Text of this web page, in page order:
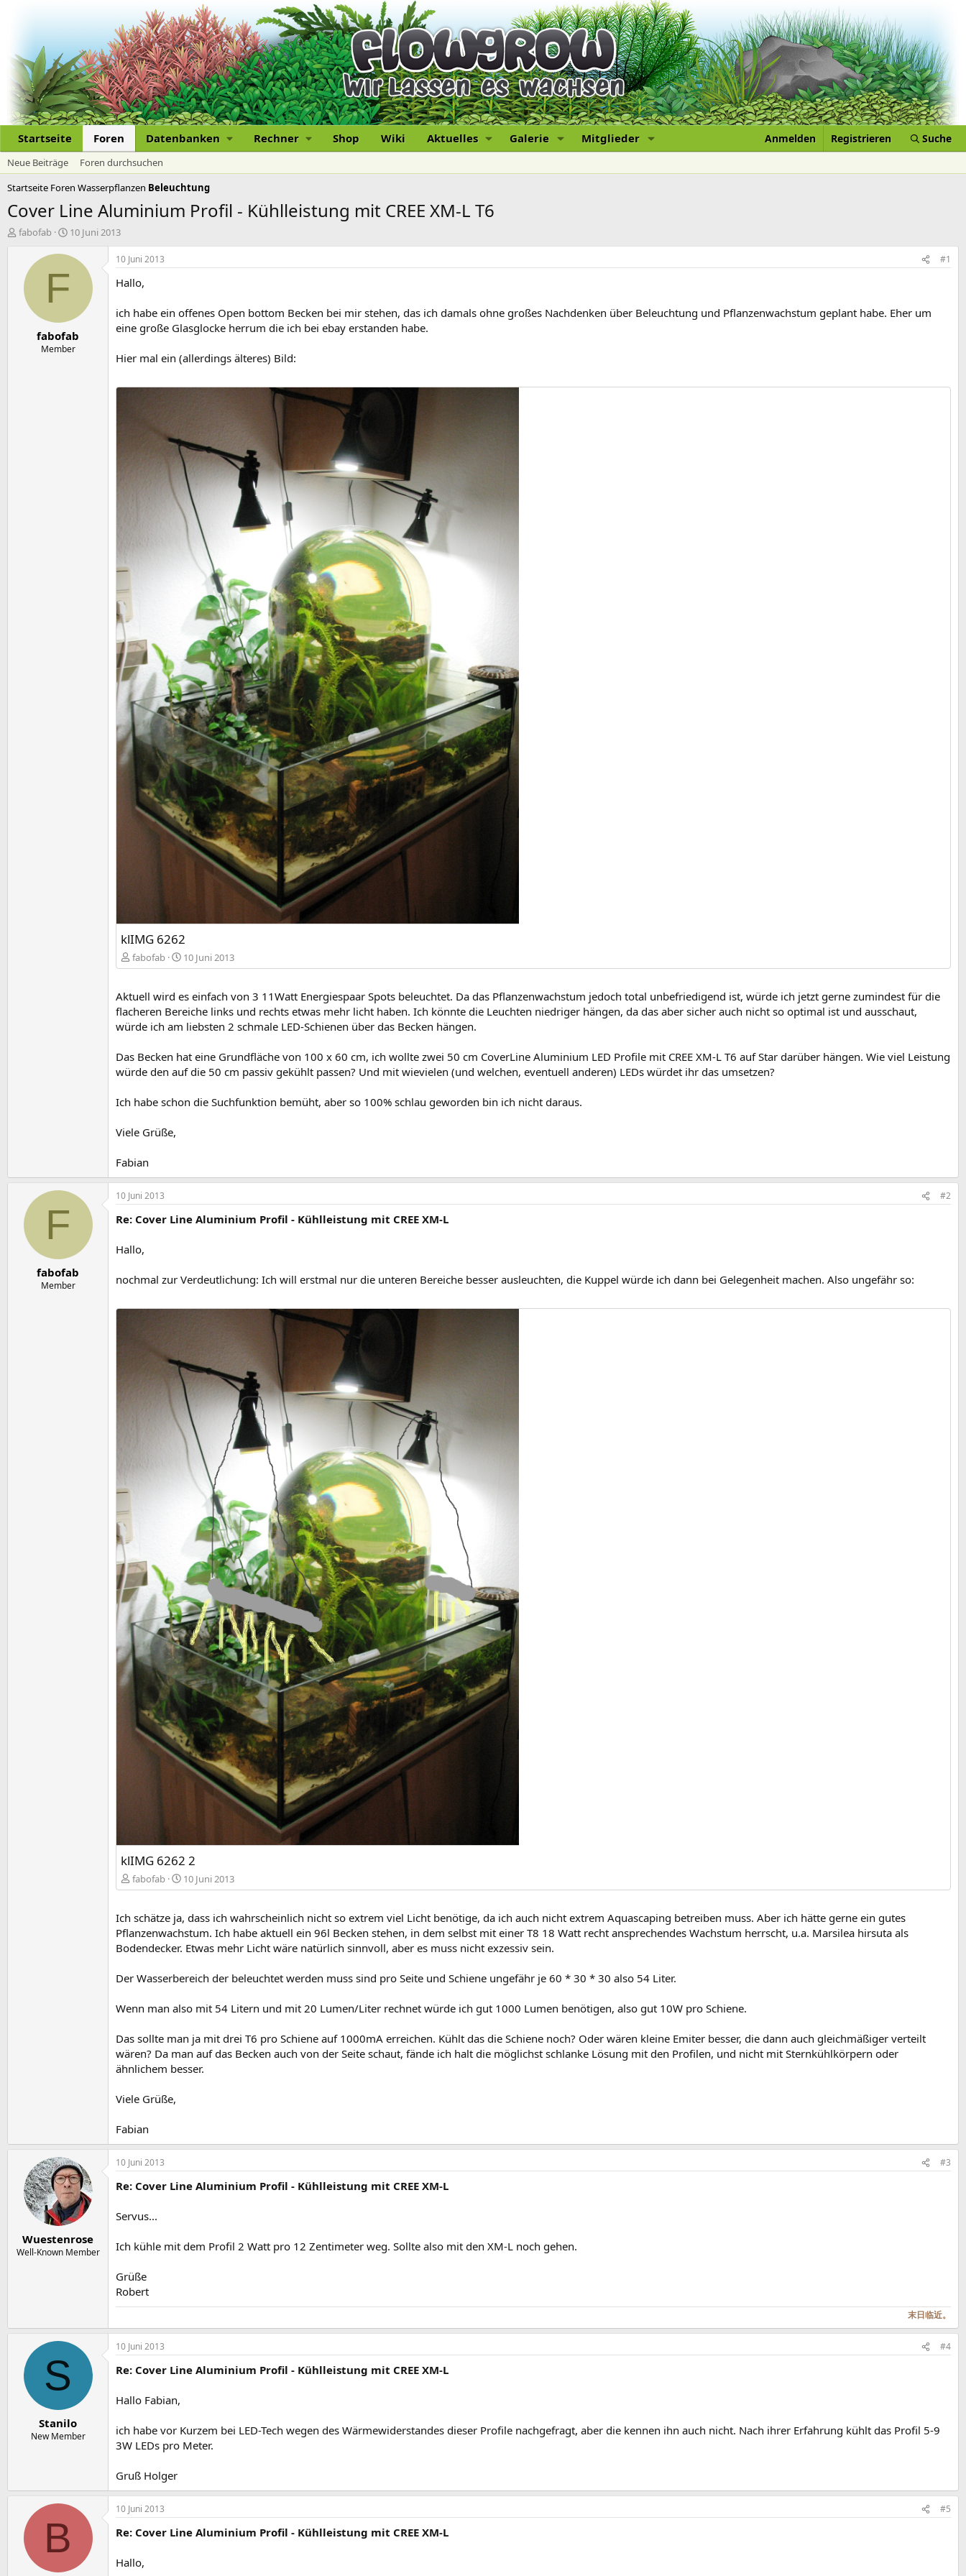
Startseite Foren Datenbanken Rechner Shop Wiki Aktuelles Galerie Mitglieder Anmelden Registrieren Suche
Neue Beiträge
Foren durchsuchen
Startseite Foren Wasserpflanzen Beleuchtung
Cover Line Aluminium Profil - Kühlleistung mit CREE XM-L T6
E
fabofab
E
s
t
a
m
10 Juni 2013
F
fabofab
Member
10 Juni 2013 #1
Hallo,
ich habe ein offenes Open bottom Becken bei mir stehen, das ich damals ohne großes Nachdenken über Beleuchtung und Pflanzenwachstum geplant habe. Eher um
eine große Glasglocke herrum die ich bei ebay erstanden habe.
Hier mal ein (allerdings älteres) Bild:
klIMG 6262
fabofab 10 Juni 2013
Aktuell wird es einfach von 3 11Watt Energiespaar Spots beleuchtet. Da das Pflanzenwachstum jedoch total unbefriedigend ist, würde ich jetzt gerne zumindest für die
flacheren Bereiche links und rechts etwas mehr licht haben. Ich könnte die Leuchten niedriger hängen, da das aber sicher auch nicht so optimal ist und ausschaut,
würde ich am liebsten 2 schmale LED-Schienen über das Becken hängen.
Das Becken hat eine Grundfläche von 100 x 60 cm, ich wollte zwei 50 cm CoverLine Aluminium LED Profile mit CREE XM-L T6 auf Star darüber hängen. Wie viel Leistung
würde den auf die 50 cm passiv gekühlt passen? Und mit wievielen (und welchen, eventuell anderen) LEDs würdet ihr das umsetzen?
Ich habe schon die Suchfunktion bemüht, aber so 100% schlau geworden bin ich nicht daraus.
Viele Grüße,
Fabian
F
fabofab
Member
10 Juni 2013 #2
Re: Cover Line Aluminium Profil - Kühlleistung mit CREE XM-L
Hallo,
nochmal zur Verdeutlichung: Ich will erstmal nur die unteren Bereiche besser ausleuchten, die Kuppel würde ich dann bei Gelegenheit machen. Also ungefähr so:
klIMG 6262 2
fabofab 10 Juni 2013
Ich schätze ja, dass ich wahrscheinlich nicht so extrem viel Licht benötige, da ich auch nicht extrem Aquascaping betreiben muss. Aber ich hätte gerne ein gutes
Pflanzenwachstum. Ich habe aktuell ein 96l Becken stehen, in dem selbst mit einer T8 18 Watt recht ansprechendes Wachstum herrscht, u.a. Marsilea hirsuta als
Bodendecker. Etwas mehr Licht wäre natürlich sinnvoll, aber es muss nicht exzessiv sein.
Der Wasserbereich der beleuchtet werden muss sind pro Seite und Schiene ungefähr je 60 * 30 * 30 also 54 Liter.
Wenn man also mit 54 Litern und mit 20 Lumen/Liter rechnet würde ich gut 1000 Lumen benötigen, also gut 10W pro Schiene.
Das sollte man ja mit drei T6 pro Schiene auf 1000mA erreichen. Kühlt das die Schiene noch? Oder wären kleine Emiter besser, die dann auch gleichmäßiger verteilt
wären? Da man auf das Becken auch von der Seite schaut, fände ich halt die möglichst schlanke Lösung mit den Profilen, und nicht mit Sternkühlkörpern oder
ähnlichem besser.
Viele Grüße,
Fabian
Wuestenrose
Well-Known Member
10 Juni 2013 #3
Re: Cover Line Aluminium Profil - Kühlleistung mit CREE XM-L
Servus...
Ich kühle mit dem Profil 2 Watt pro 12 Zentimeter weg. Sollte also mit den XM-L noch gehen.
Grüße
Robert
末日临近。
S
Stanilo
New Member
10 Juni 2013 #4
Re: Cover Line Aluminium Profil - Kühlleistung mit CREE XM-L
Hallo Fabian,
ich habe vor Kurzem bei LED-Tech wegen des Wärmewiderstandes dieser Profile nachgefragt, aber die kennen ihn auch nicht. Nach ihrer Erfahrung kühlt das Profil 5-9
3W LEDs pro Meter.
Gruß Holger
B
10 Juni 2013 #5
Re: Cover Line Aluminium Profil - Kühlleistung mit CREE XM-L
Hallo,